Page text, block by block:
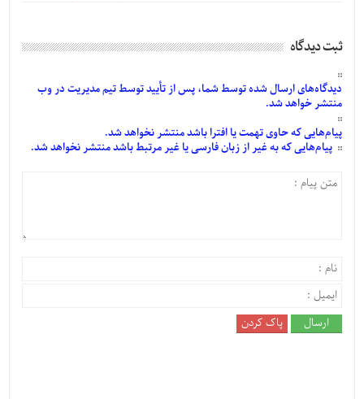
ثبت دیدگاه
دیدگاه‌هایارسالشدهتوسط شما، پس ازتأییدتوسط تیم مدیریت در وب
منتشر خواهد شد.
پیام‌هاییکه حاوی تهمت یا افترا باشد منتشر نخواهد شد.
پیام‌هاییکه به غیر از زبان فارسی یا غیر مرتبط باشد منتشر نخواهد شد.